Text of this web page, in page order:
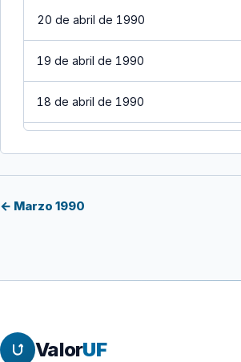
20 de abril de 1990
19 de abril de 1990
18 de abril de 1990
12 de abril de 1990
← Marzo 1990
ValorUF